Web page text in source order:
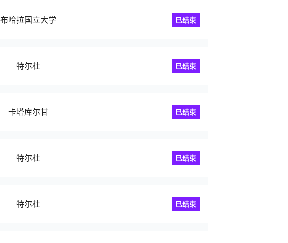
布哈拉国立大学 已结束
特尔杜 已结束
卡塔库尔甘 已结束
特尔杜 已结束
特尔杜 已结束